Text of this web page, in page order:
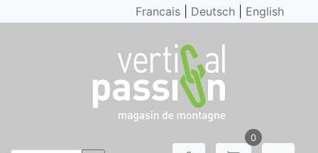
Francais Deutsch English
0